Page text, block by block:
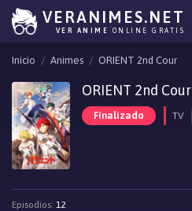
VERANIMES.NET
VER ANIME ONLINE GRATIS
Inicio Animes ORIENT 2nd Cour
ORIENT 2nd Cour
Finalizado TV
Episodios: 12